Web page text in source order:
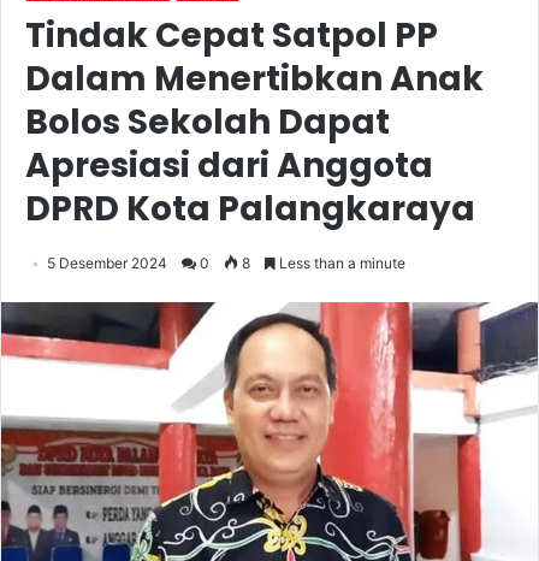
Tindak Cepat Satpol PP
Dalam Menertibkan Anak
Bolos Sekolah Dapat
Apresiasi dari Anggota
DPRD Kota Palangkaraya
5 Desember 2024 0 8 Less than a minute